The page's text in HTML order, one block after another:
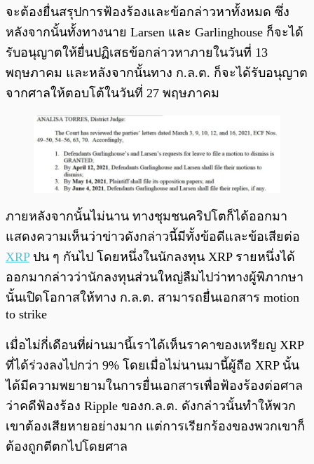
จะต้องยื่นสรุปการฟ้องร้องและข้อกล่าวหาทั้งหมด ซึ่ง
หลังจากนั้นทั้งทางนาย Larsen และ Garlinghouse ก็จะได้
รับอนุญาตให้ยื่นปฏิเสธข้อกล่าวหาภายในวันที่ 13
พฤษภาคม และหลังจากนั้นทาง ก.ล.ต. ก็จะได้รับอนุญาต
จากศาลให้ตอบโต้ในวันที่ 27 พฤษภาคม
ภายหลังจากนั้นไม่นาน ทางชุมชนคริปโตก็ได้ออกมา
แสดงความเห็นว่าข่าวดังกล่าวนี้มีทั้งข้อดีและข้อเสียต่อ
XRPปน ๆ กันไป โดยหนึ่งในนักลงทุน XRP รายหนึ่งได้
ออกมากล่าวว่านักลงทุนส่วนใหญ่ลืมไปว่าทางผู้พิภากษา
นั้นเปิดโอกาสให้ทาง ก.ล.ต. สามารถยื่นเอกสาร motion
to strike
เมื่อไม่กี่เดือนที่ผ่านมานี้เราได้เห็นราคาของเหรียญ XRP
ที่ได้ร่วงลงไปกว่า 9% โดยเมื่อไม่นานมานี้ผู้ถือ XRP นั้น
ได้มีความพยายามในการยื่นเอกสารเพื่อฟ้องร้องต่อศาล
ว่าคดีฟ้องร้อง Ripple ของก.ล.ต. ดังกล่าวนั้นทำให้พวก
เขาต้องเสียหายอย่างมาก แต่การเรียกร้องของพวกเขาก็
ต้องถูกตีตกไปโดยศาล